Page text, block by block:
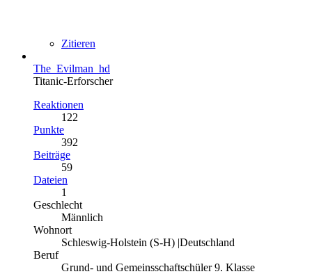
Zitieren
The_Evilman_hd
Titanic-Erforscher
Reaktionen
122
Punkte
392
Beiträge
59
Dateien
1
Geschlecht
Männlich
Wohnort
Schleswig-Holstein (S-H) |Deutschland
Beruf
Grund- und Gemeinsschaftschüler 9. Klasse